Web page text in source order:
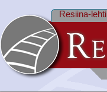
Resiina-lehti